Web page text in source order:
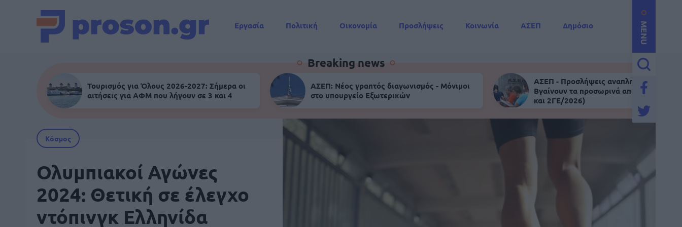
MENU
Εργασία Πολιτική Οικονομία Προσλήψεις Κοινωνία ΑΣΕΠ
Δημόσιο
Breaking news
Τουρισμός για Όλους 2026-2027: Σήμερα οι
αιτήσεις για ΑΦΜ που λήγουν σε 3 και 4
ΑΣΕΠ: Νέος γραπτός διαγωνισμός - Μόνιμοι
στο υπουργείο Εξωτερικών
ΑΣΕΠ - Προσλήψεις αναπληρωτών:
Βγαίνουν τα προσωρινά αποτελέσματα
και 2ΓΕ/2026)
Κόσμος
Ολυμπιακοί Αγώνες
2024: Θετική σε έλεγχο
ντόπινγκ Ελληνίδα